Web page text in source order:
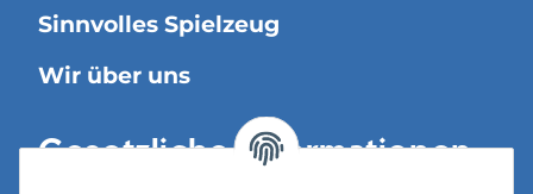
Sinnvolles Spielzeug
Wir über uns
Gesetzliche Informationen